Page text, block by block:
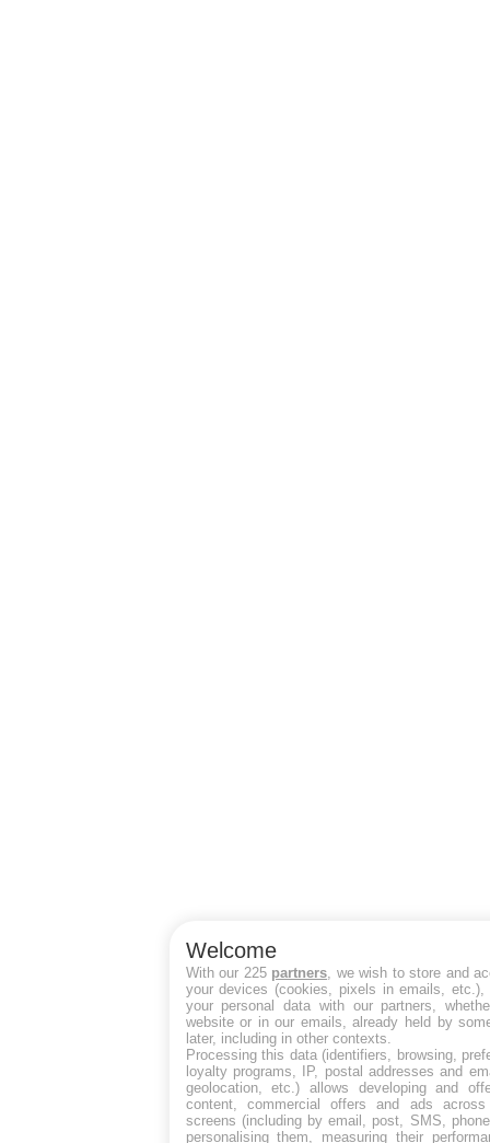
Welcome
With our 225 partners , we wish to store and
your devices (cookies, pixels in emails, etc.),
your personal data with our partners,
website or in our emails, already held by
later, including in other contexts.
Processing this data (identifiers, browsing,
loyalty programs, IP, postal addresses and
geolocation, etc.) allows developing and
content, commercial offers and ads
screens (including by email, post, SMS,
personalising them, measuring their